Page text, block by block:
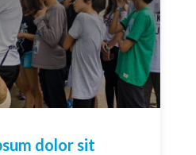
dolor sit